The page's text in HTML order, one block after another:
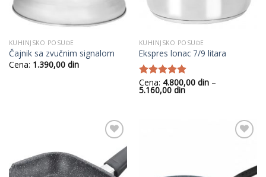
KUHINJSKO POSUĐE
Čajnik sa zvučnim signalom
Cena: 1.390,00din
KUHINJSKO POSUĐE
Ekspres lonac 7/9 litara
Ocenjeno
sa5.00od
Cena: 4.800,00din –
5.160,00dinRaspon
cena:
Add to
Add to